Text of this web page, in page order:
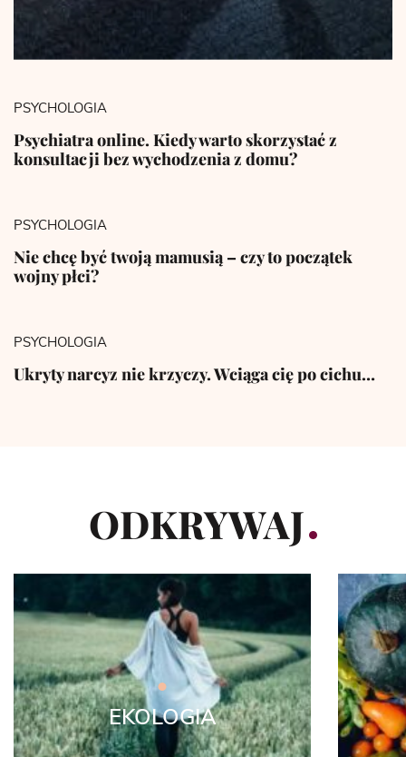
PSYCHOLOGIA
Psychiatra online. Kiedy warto skorzystać z
konsultacji bez wychodzenia z domu?
PSYCHOLOGIA
Nie chcę być twoją mamusią – czy to początek
wojny płci?
PSYCHOLOGIA
Ukryty narcyz nie krzyczy. Wciąga cię po cichu…
ODKRYWAJ
EKOLOGIA